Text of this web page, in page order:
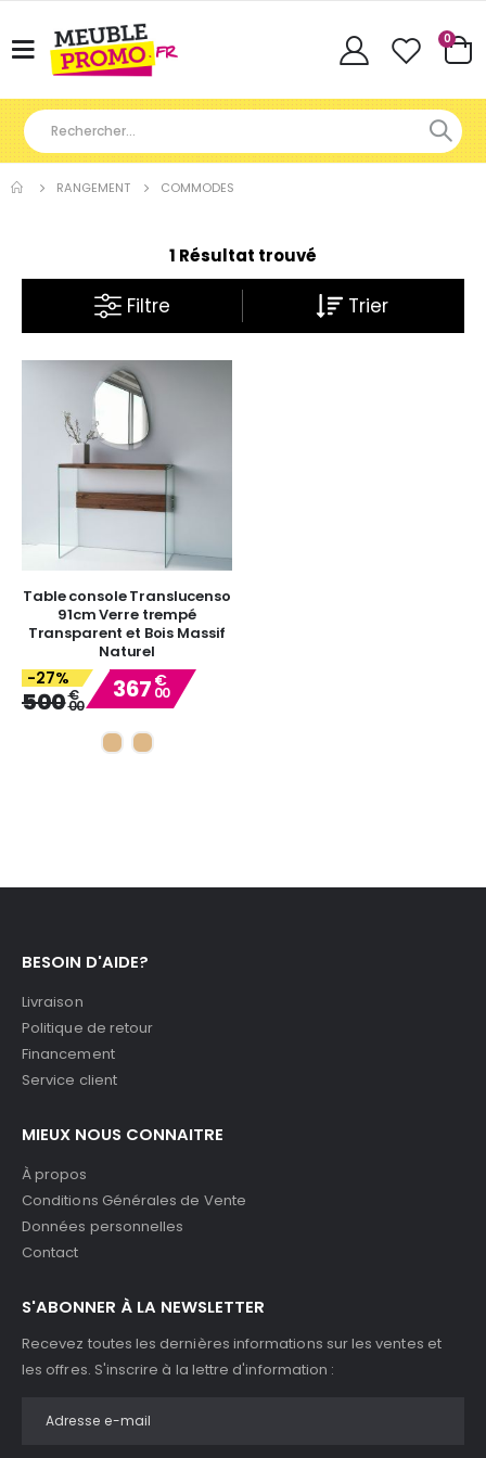
Basculer
Cart
0
RANGEMENT COMMODES
1 Résultat trouvé
Filtre
Table console Translucenso
91cm Verre trempé
Transparent et Bois Massif
Naturel
-27%
500€
00
Special
Price
367 €
00
BESOIN D'AIDE?
Livraison
Politique de retour
Financement
Service client
MIEUX NOUS CONNAITRE
À propos
Conditions Générales de Vente
Données personnelles
Contact
S'ABONNER À LA NEWSLETTER
Recevez toutes les dernières informations sur les ventes et
les offres. S'inscrire à la lettre d'information :